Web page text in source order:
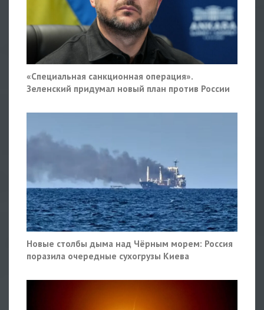
«Специальная санкционная операция».
Зеленский придумал новый план против России
Новые столбы дыма над Чёрным морем: Россия
поразила очередные сухогрузы Киева